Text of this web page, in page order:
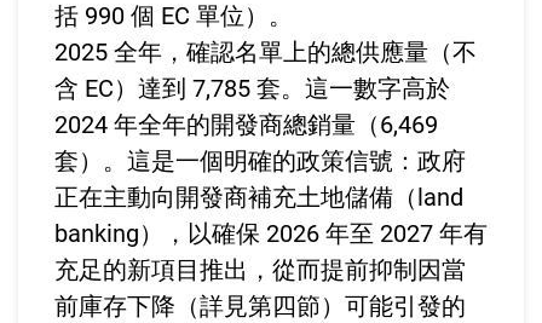
括 990 個 EC 單位）。
2025 全年，確認名單上的總供應量（不
含 EC）達到 7,785 套。這一數字高於
2024 年全年的開發商總銷量（6,469
套）。這是一個明確的政策信號：政府
正在主動向開發商補充土地儲備（land
banking），以確保 2026 年至 2027 年有
充足的新項目推出，從而提前抑制因當
前庫存下降（詳見第四節）可能引發的